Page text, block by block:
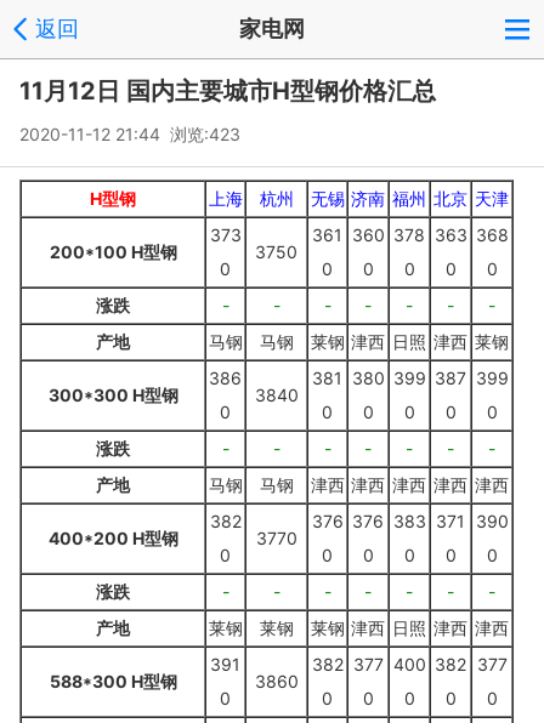
返回 家电网
11月12日 国内主要城市H型钢价格汇总
2020-11-12 21:44 浏览:423
H型钢 上海 杭州 无锡 济南 福州 北京 天津
200*100 H型钢
373
0
3750
361
0
360
0
378
0
363
0
368
0
涨跌
- - - - - -
-
产地
马钢 马钢 莱钢 津西 日照 津西 莱钢
300*300 H型钢
386
0
3840
381
0
380
0
399
0
387
0
399
0
涨跌
- - - - - -
-
产地
马钢 马钢 津西 津西 津西 津西 津西
400*200 H型钢
382
0
3770
376
0
376
0
383
0
371
0
390
0
涨跌
- - - - - -
-
产地
莱钢 莱钢 莱钢 津西 日照 津西 津西
588*300 H型钢
391
0
3860
382
0
377
0
400
0
382
0
377
0